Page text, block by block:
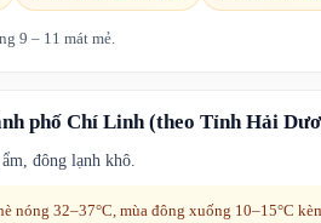
9 – 11 mát mẻ.
phố Chí Linh(theo Tỉnh Hải
đông lạnh khô.
nóng 32–37°C, mùa đông xuống 10–15°C